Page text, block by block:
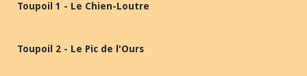
Toupoil 1 - Le Chien-Loutre
Toupoil 2 - Le Pic de l'Ours